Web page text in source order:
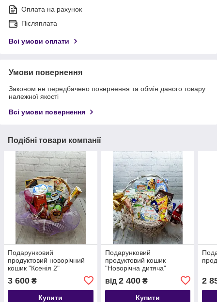
Оплата на рахунок
Післяплата
Всі умови оплати
Умови повернення
Законом не передбачено повернення та обмін даного товару
належної якості
Всі умови повернення
Подібні товари компанії
Подарунковий
продуктовий новорічний
кошик "Ксенія 2"
3 600 ₴
Купити
Подарунковий
продуктовий кошик
"Новорічна дитяча"
від 2 400₴
Купити
2